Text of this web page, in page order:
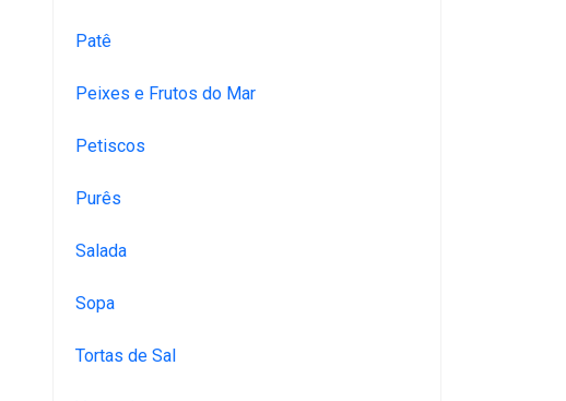
Patê
Peixes e Frutos do Mar
Petiscos
Purês
Salada
Sopa
Tortas de Sal